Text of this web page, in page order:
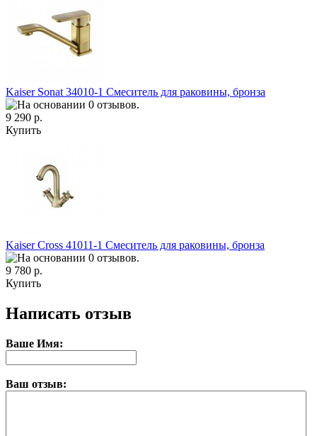
Kaiser Sonat 34010-1 Смеситель для раковины, бронза
9 290 р.
Купить
Kaiser Cross 41011-1 Смеситель для раковины, бронза
9 780 р.
Купить
Написать отзыв
Ваше Имя:
Ваш отзыв: